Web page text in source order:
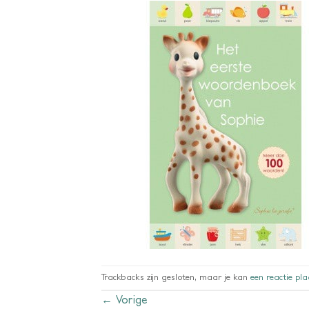
Trackbacks zijn gesloten, maar je kan een reactie
← Vorige